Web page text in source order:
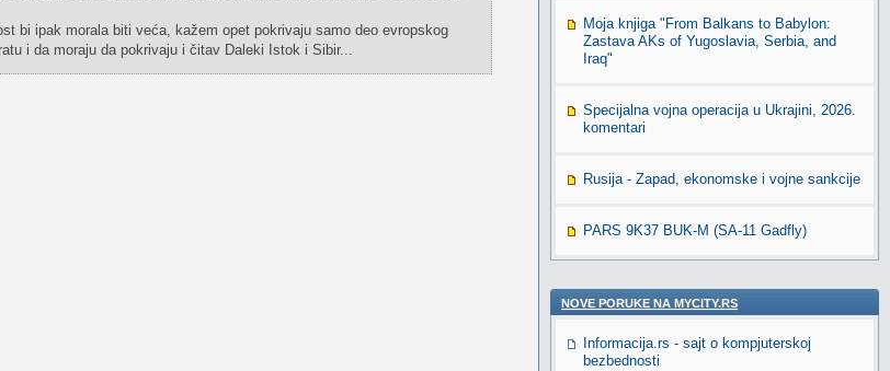
bi ipak morala biti veća, kažem opet pokrivaju samo deo evropskog
i da moraju da pokrivaju i čitav Daleki Istok i Sibir...
Moja knjiga "From Balkans to Babylon:
Zastava AKs of Yugoslavia, Serbia, and
Iraq"
Specijalna vojna operacija u Ukrajini, 2026.
komentari
Rusija - Zapad, ekonomske i vojne sankcije
PARS 9K37 BUK-M (SA-11 Gadfly)
NOVE PORUKE NA MYCITY.RS
Informacija.rs - sajt o kompjuterskoj
bezbednosti